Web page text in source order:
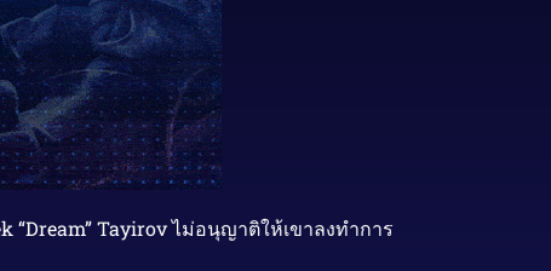
“Dream” Tayirov ไม่อนุญาติให้เขาลงทำการ